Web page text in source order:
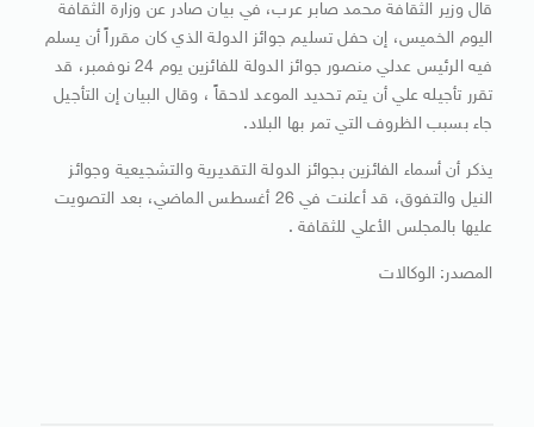
قال وزير الثقافة محمد صابر عرب، في بيان صادر عن وزارة الثقافة
اليوم الخميس، إن حفل تسليم جوائز الدولة الذي كان مقرراً أن يسلم
فيه الرئيس عدلي منصور جوائز الدولة للفائزين يوم 24 نوفمبر، قد
تقرر تأجيله علي أن يتم تحديد الموعد لاحقاً ، وقال البيان إن التأجيل
جاء بسبب الظروف التي تمر بها البلاد.
يذكر أن أسماء الفائزين بجوائز الدولة التقديرية والتشجيعية وجوائز
النيل والتفوق، قد أعلنت في 26 أغسطس الماضي، بعد التصويت
عليها بالمجلس الأعلي للثقافة .
المصدر: الوكالات